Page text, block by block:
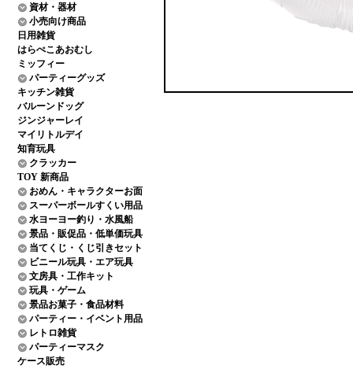
資材・器材
小売向け商品
日用雑貨
はらぺこあおむし
ミッフィー
パーティーグッズ
キッチン雑貨
バルーンドッグ
ジンジャーレイ
マイリトルデイ
知育玩具
クラッカー
TOY 新商品
おめん・キャラクターお面
スーパーボールすくい用品
水ヨーヨー釣り・水風船
景品・販促品・低単価玩具
当てくじ・くじ引きセット
ビニール玩具・エア玩具
文房具・工作キット
玩具・ゲーム
景品お菓子・食品材料
パーティー・イベント用品
レトロ雑貨
パーティーマスク
ケース販売